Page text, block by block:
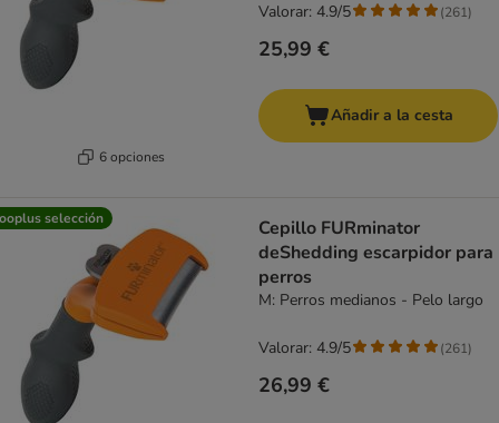
6 opciones
25,99 €
Valorar: 4.9/5 (261)
Añadir a la cesta
selección
Cepillo FURminator
deShedding escarpidor para
perros
M: Perros medianos - Pelo largo
26,99 €
Valorar: 4.9/5 (261)